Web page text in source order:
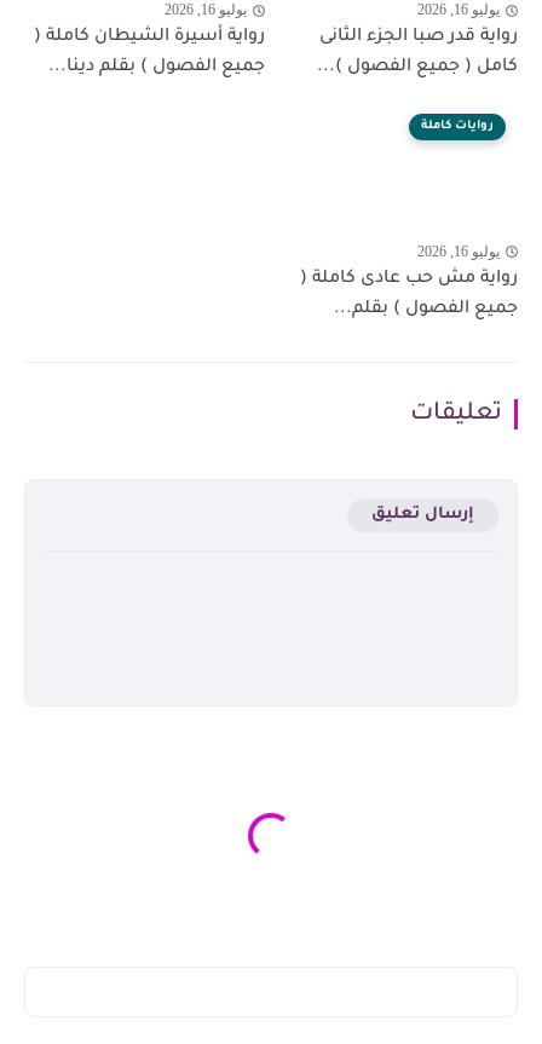
يوليو 16, 2026
رواية قدر صبا الجزء الثانى
كامل ( جميع الفصول )...
يوليو 16, 2026
رواية أسيرة الشيطان كاملة (
جميع الفصول ) بقلم دينا...
روايات كاملة
يوليو 16, 2026
رواية مش حب عادى كاملة (
جميع الفصول ) بقلم...
تعليقات
إرسال تعليق